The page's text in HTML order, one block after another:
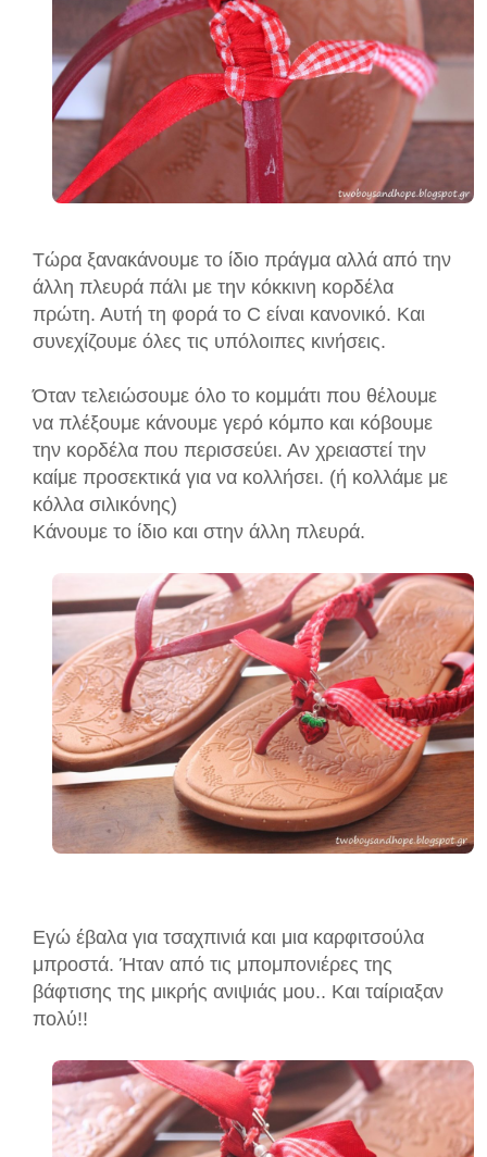
Τώρα ξανακάνουμε το ίδιο πράγμα αλλά από την
άλλη πλευρά πάλι με την κόκκινη κορδέλα
πρώτη. Αυτή τη φορά το C είναι κανονικό. Και
συνεχίζουμε όλες τις υπόλοιπες κινήσεις.
Όταν τελειώσουμε όλο το κομμάτι που θέλουμε
να πλέξουμε κάνουμε γερό κόμπο και κόβουμε
την κορδέλα που περισσεύει. Αν χρειαστεί την
καίμε προσεκτικά για να κολλήσει. (ή κολλάμε με
κόλλα σιλικόνης)
Κάνουμε το ίδιο και στην άλλη πλευρά.
Εγώ έβαλα για τσαχπινιά και μια καρφιτσούλα
μπροστά. Ήταν από τις μπομπονιέρες της
βάφτισης της μικρής ανιψιάς μου.. Και ταίριαξαν
πολύ!!